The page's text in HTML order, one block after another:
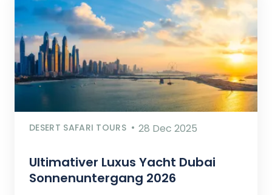
DESERT SAFARI TOURS 28 Dec 2025
Ultimativer Luxus Yacht Dubai
Sonnenuntergang 2026